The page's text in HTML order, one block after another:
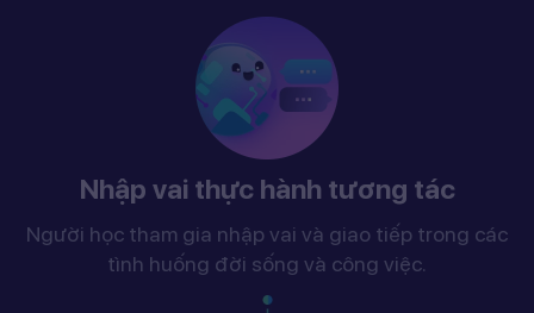
Nhập vai thực hành tương tác
Người học tham gia nhập vai và giao tiếp trong các
tình huống đời sống và công việc.